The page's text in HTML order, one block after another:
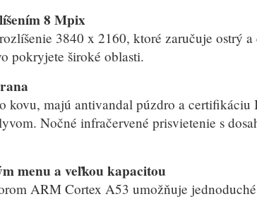
8 Mpix
3840 x 2160, ktoré zaručuje ostrý
pokryjete široké oblasti.
kovu, majú antivandal púzdro a certifikáciu
Nočné infračervené prisvietenie s
menu a veľkou kapacitou
ARM Cortex A53 umožňuje